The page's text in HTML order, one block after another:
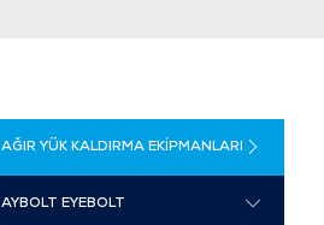
AĞIR YÜK KALDIRMA EKİPMANLARI
AYBOLT EYEBOLT